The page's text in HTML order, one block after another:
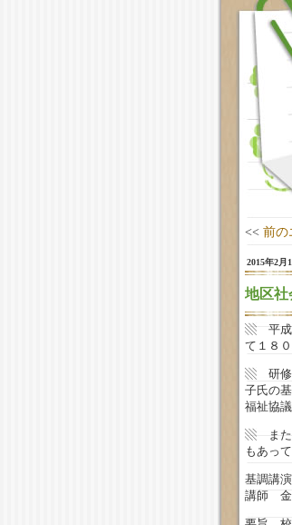
<<前の
2015年2月
地区社
▧ 平成
て１８
▧ 研修
子氏の
福祉協
▧ また
もあっ
基調講
講師 金